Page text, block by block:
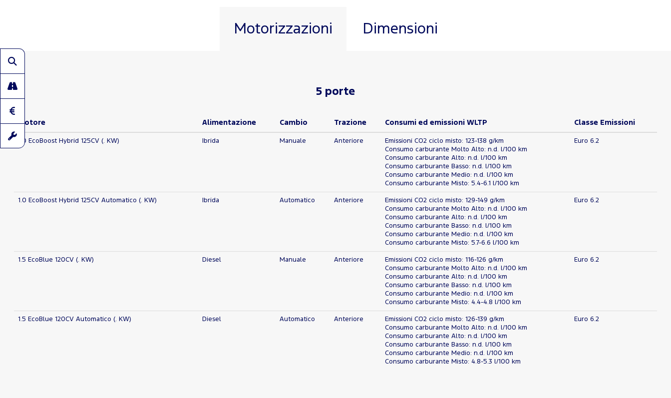
Motorizzazioni Dimensioni
5 porte
Motore Alimentazione Cambio Trazione Consumi ed emissioni WLTP Classe Emissioni
1.0 EcoBoost Hybrid 125CV (. KW) Ibrida Manuale Anteriore
Emissioni CO2 ciclo misto: 123-138 g/km
Consumo carburante Molto Alto: n.d. l/100 km
Consumo carburante Alto: n.d. l/100 km
Consumo carburante Basso: n.d. l/100 km
Consumo carburante Medio: n.d. l/100 km
Consumo carburante Misto: 5.4-6.1 l/100 km
Euro 6.2
1.0 EcoBoost Hybrid 125CV Automatico (. KW) Ibrida Automatico Anteriore
Emissioni CO2 ciclo misto: 129-149 g/km
Consumo carburante Molto Alto: n.d. l/100 km
Consumo carburante Alto: n.d. l/100 km
Consumo carburante Basso: n.d. l/100 km
Consumo carburante Medio: n.d. l/100 km
Consumo carburante Misto: 5.7-6.6 l/100 km
Euro 6.2
1.5 EcoBlue 120CV (. KW) Diesel Manuale Anteriore
Emissioni CO2 ciclo misto: 116-126 g/km
Consumo carburante Molto Alto: n.d. l/100 km
Consumo carburante Alto: n.d. l/100 km
Consumo carburante Basso: n.d. l/100 km
Consumo carburante Medio: n.d. l/100 km
Consumo carburante Misto: 4.4-4.8 l/100 km
Euro 6.2
1.5 EcoBlue 120CV Automatico (. KW) Diesel Automatico Anteriore
Emissioni CO2 ciclo misto: 126-139 g/km
Consumo carburante Molto Alto: n.d. l/100 km
Consumo carburante Alto: n.d. l/100 km
Consumo carburante Basso: n.d. l/100 km
Consumo carburante Medio: n.d. l/100 km
Consumo carburante Misto: 4.8-5.3 l/100 km
Euro 6.2